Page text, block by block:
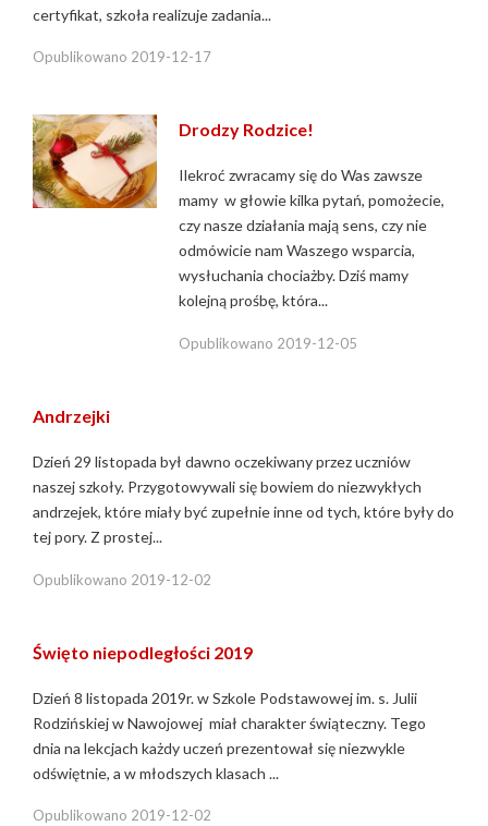
certyfikat, szkoła realizuje zadania...
Opublikowano 2019-12-17
Drodzy Rodzice!
Ilekroć zwracamy się do Was zawsze
mamy w głowie kilka pytań, pomożecie,
czy nasze działania mają sens, czy nie
odmówicie nam Waszego wsparcia,
wysłuchania chociażby. Dziś mamy
kolejną prośbę, która...
Opublikowano 2019-12-05
Andrzejki
Dzień 29 listopada był dawno oczekiwany przez uczniów
naszej szkoły. Przygotowywali się bowiem do niezwykłych
andrzejek, które miały być zupełnie inne od tych, które były do
tej pory. Z prostej...
Opublikowano 2019-12-02
Święto niepodległości 2019
Dzień 8 listopada 2019r. w Szkole Podstawowej im. s. Julii
Rodzińskiej w Nawojowej miał charakter świąteczny. Tego
dnia na lekcjach każdy uczeń prezentował się niezwykle
odświętnie, a w młodszych klasach ...
Opublikowano 2019-12-02